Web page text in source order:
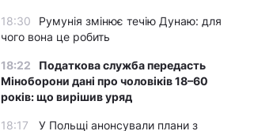
18:30
Румунія змінює течію Дунаю: для
чого вона це робить
18:22
Податкова служба передасть
Міноборони дані про чоловіків 18–60
років: що вирішив уряд
18:17
У Польщі анонсували плани з